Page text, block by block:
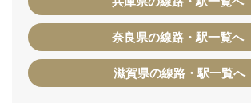
奈良県の線路・駅一覧へ
滋賀県の線路・駅一覧へ